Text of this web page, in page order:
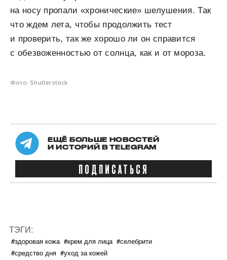
на носу пропали «хронические» шелушения. Так
что ждем лета, чтобы продолжить тест
и проверить, так же хорошо ли он справится
с обезвоженностью от солнца, как и от мороза.
Фото: Shutterstock
ЕЩЁ БОЛЬШЕ НОВОСТЕЙ
И ИСТОРИЙ В TELEGRAM
ПОДПИСАТЬСЯ
ТЭГИ:
#здоровая кожа #крем для лица #селебрити
#средство дня #уход за кожей